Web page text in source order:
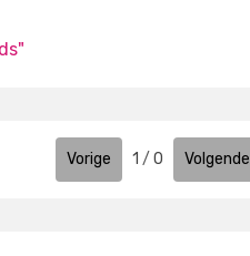
Vorige 1 / 0 Volgende